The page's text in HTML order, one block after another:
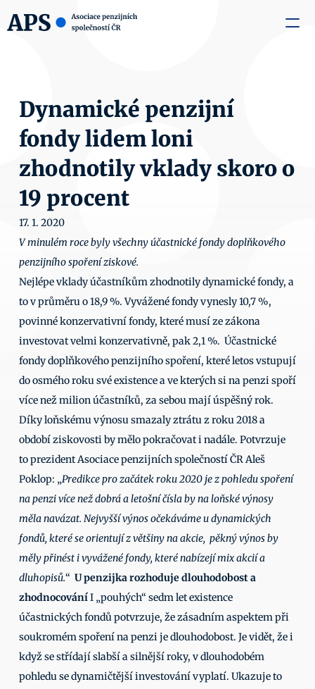
Dynamické penzijní
fondy lidem loni
zhodnotily vklady skoro o
19 procent
17. 1. 2020
V minulém roce byly všechny účastnické fondy doplňkového
penzijního spoření ziskové.
Nejlépe vklady účastníkům zhodnotily dynamické fondy, a
to v průměru o 18,9 %. Vyvážené fondy vynesly 10,7 %,
povinné konzervativní fondy, které musí ze zákona
investovat velmi konzervativně, pak 2,1 %.  Účastnické
fondy doplňkového penzijního spoření, které letos vstupují
do osmého roku své existence a ve kterých si na penzi spoří
více než milion účastníků, za sebou mají úspěšný rok.
Díky loňskému výnosu smazaly ztrátu z roku 2018 a
období ziskovosti by mělo pokračovat i nadále. Potvrzuje
to prezident Asociace penzijních společností ČR Aleš
Poklop: „Predikce pro začátek roku 2020 je z pohledu spoření
na penzi více než dobrá a letošní čísla by na loňské výnosy
měla navázat. Nejvyšší výnos očekáváme u dynamických
fondů, které se orientují z většiny na akcie,  pěkný výnos by
měly přinést i vyvážené fondy, které nabízejí mix akcií a
dluhopisů.“ U penzijka rozhoduje dlouhodobost a
zhodnocování I „pouhých“ sedm let existence
účastnických fondů potvrzuje, že zásadním aspektem při
soukromém spoření na penzi je dlouhodobost. Je vidět, že i
když se střídají slabší a silnější roky, v dlouhodobém
pohledu se dynamičtější investování vyplatí. Ukazuje to